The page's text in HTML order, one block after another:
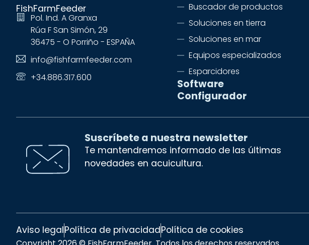
FishFarmFeeder
Pol. Ind. A Granxa
Rúa F San Simón, 29
36475 - O Porriño - ESPAÑA
info@fishfarmfeeder.com
+34.886.317.600
Buscador de productos
Soluciones en tierra
Soluciones en mar
Equipos especializados
Esparcidores
Software
Configurador
Suscríbete a nuestra newsletter
Te mantendremos informado de las últimas
novedades en acuicultura.
Aviso legalPolítica de privacidadPolítica de cookies